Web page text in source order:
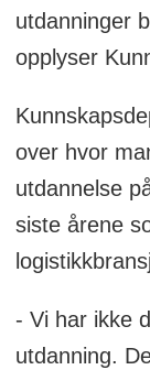
utdanninger
opplyser
over hvor
utdannelse
siste årene
- Vi har ikke
utdanning.